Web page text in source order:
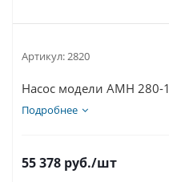
Артикул:2820
Насос модели AMH 280-
Подробнее
55 378 руб./шт